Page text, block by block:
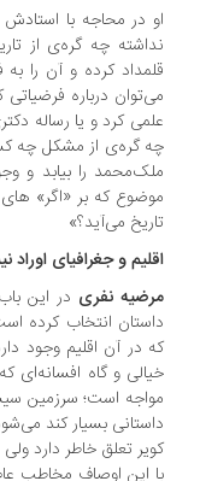
در محاجه با استادش که
چه گره‌ی از تاریخ
کرده و آن را به
درباره فرضیاتی که
کرد و یا رساله دکتری
گره‌ی از مشکل چه کسی باز
را بیابد و وجود او
که بر «اگر» های
می‌آید؟»
و جغرافیای اوراد نیمروز
نفری در این باب
انتخاب کرده است تا
در آن اقلیم وجود دارد کند
و گاه افسانه‌ای که قرار
است؛ سرزمین سیستان،
بسیار کند می‌شود.
تعلق خاطر دارد ولی
این اوصاف مخاطب عام کار